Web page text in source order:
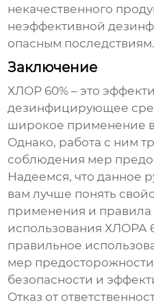
некачественного
неэффективной
опасным последствиям.
Заключение
ХЛОР 60% – это
дезинфицирующее
широкое применение в
Однако, работа с ним
соблюдения мер
Надеемся, что данное
вам лучше понять
применения и правила
использованияХЛОРА
правильное
мер предосторожности
безопасности и
Отказ от